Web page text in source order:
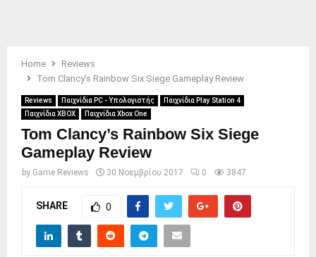
Home
Reviews
Tom Clancy’s Rainbow Six Siege Gameplay Review
Reviews Παιχνίδια PC - Υπολογιστής
Παιχνίδια Play Station 4
Παιχνίδια XBOX
Παιχνίδια Xbox One
Tom Clancy’s Rainbow Six Siege
Gameplay Review
by Game Reviews 30 Νοεμβρίου 2017 0 3847
SHARE 0